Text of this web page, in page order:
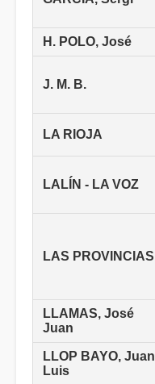
H. POLO, José
J. M. B.
LA RIOJA
LALÍN - LA VOZ
LAS PROVINCIAS
LLAMAS, José
Juan
LLOP BAYO, Juan
Luis